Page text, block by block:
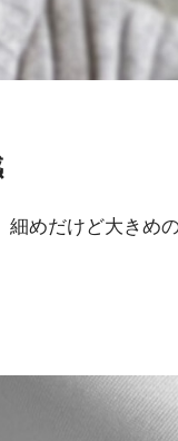
めだけど大きめ